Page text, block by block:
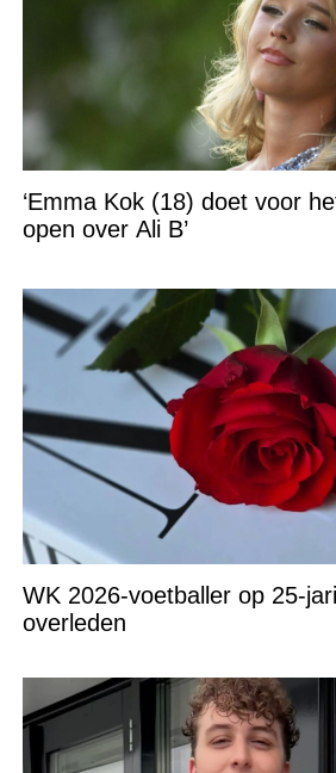
‘Emma Kok (18) doet voor
open over Ali B’
WK 2026-voetballer op 25-
overleden